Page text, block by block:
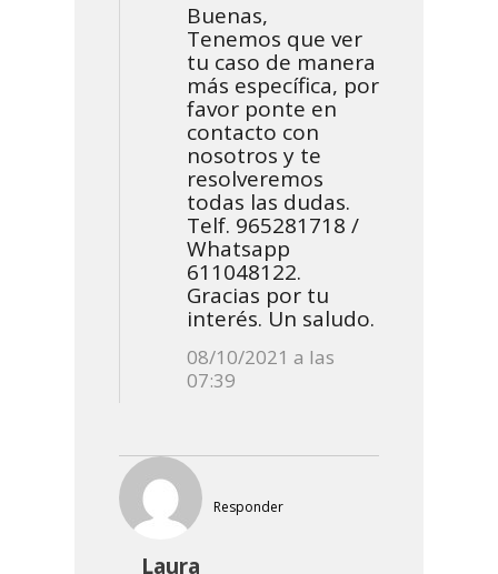
Buenas,
Tenemos que ver
tu caso de manera
más específica, por
favor ponte en
contacto con
nosotros y te
resolveremos
todas las dudas.
Telf. 965281718 /
Whatsapp
611048122.
Gracias por tu
interés. Un saludo.
08/10/2021 a las
07:39
Laura
Responder